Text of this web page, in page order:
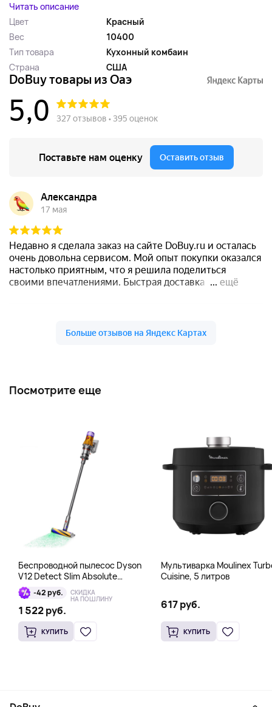
Читать описание
Цвет
Красный
Вес
10400
Тип товара
Кухонный комбаин
Страна
США
Посмотрите еще
Беспроводной пылесос Dyson
V12 Detect Slim Absolute
Yellow/Nickel, серый
-42 руб. СКИДКА
НА ПОШЛИНУ
1 522 руб.
КУПИТЬ
Мультиварка Moulinex
Cuisine, 5 литров
617 руб.
КУПИТЬ